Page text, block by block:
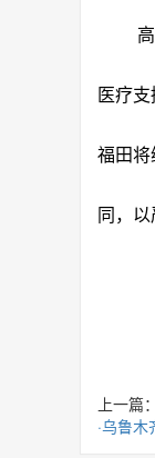
医疗
福田将
同，
上一篇：
·乌鲁